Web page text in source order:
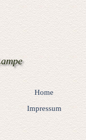
Home
Impressum